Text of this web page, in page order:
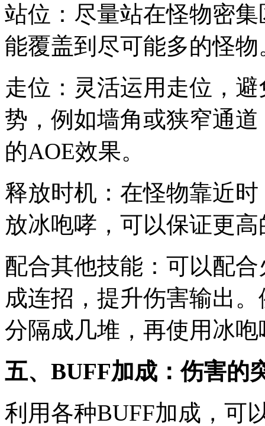
站位：尽量站在怪物密
能覆盖到尽可能多的怪物
走位：灵活运用走位，
势，例如墙角或狭窄通
的AOE效果。
释放时机：在怪物靠近
放冰咆哮，可以保证更
配合其他技能：可以配
成连招，提升伤害输出
分隔成几堆，再使用冰
五、BUFF加成：伤害的
利用各种BUFF加成，可